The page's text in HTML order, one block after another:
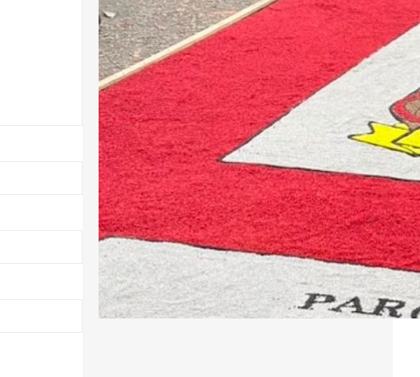
vivendo um intenso momento de
oração e comunhão com o
Santíssimo Sacramento. A
celebração teve início na manhã de
4 de junho, na igreja matriz, com a
Santa Missa presidida pelo padre
Leandro Pereira, que conduziu os
presentes a…